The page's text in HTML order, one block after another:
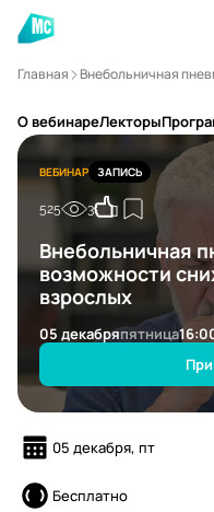
Главная Внебольничная
О вебинареЛекторы
ВЕБИНАР ЗАПИСЬ
525 3
Внебольничная
возможности
взрослых
05 декабряпятница
05 декабря, пт
Бесплатно